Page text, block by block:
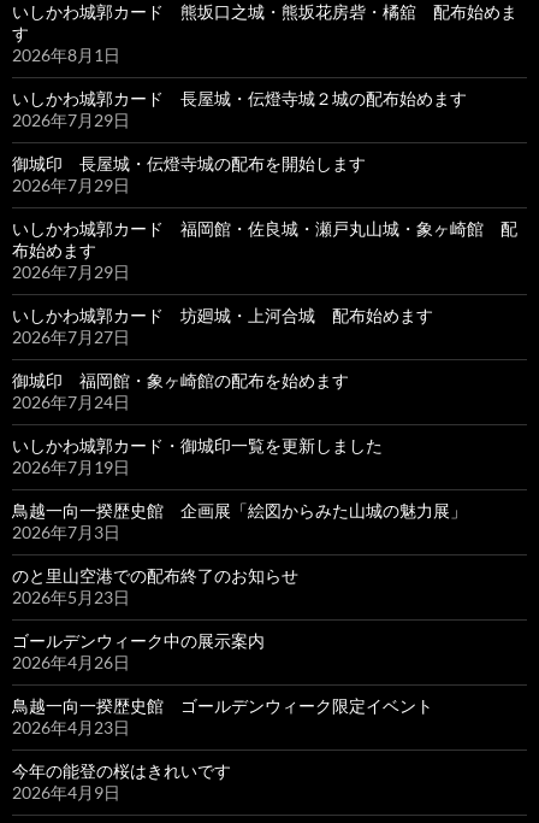
いしかわ城郭カード 熊坂口之城・熊坂花房砦・橘舘 配布始めま
す
2026年8月1日
いしかわ城郭カード 長屋城・伝燈寺城２城の配布始めます
2026年7月29日
御城印 長屋城・伝燈寺城の配布を開始します
2026年7月29日
いしかわ城郭カード 福岡館・佐良城・瀬戸丸山城・象ヶ崎館 配
布始めます
2026年7月29日
いしかわ城郭カード 坊廻城・上河合城 配布始めます
2026年7月27日
御城印 福岡館・象ヶ崎館の配布を始めます
2026年7月24日
いしかわ城郭カード・御城印一覧を更新しました
2026年7月19日
鳥越一向一揆歴史館 企画展「絵図からみた山城の魅力展」
2026年7月3日
のと里山空港での配布終了のお知らせ
2026年5月23日
ゴールデンウィーク中の展示案内
2026年4月26日
鳥越一向一揆歴史館 ゴールデンウィーク限定イベント
2026年4月23日
今年の能登の桜はきれいです
2026年4月9日